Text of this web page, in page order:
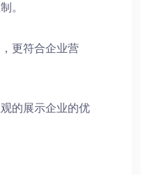
。
更符合企业营
的展示企业的优